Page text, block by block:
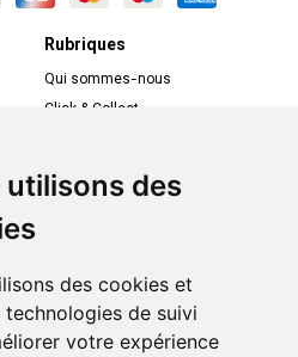
utilisons des
des cookies et
de suivi
votre expérience
Rubriques
Qui sommes-nous
Click & Collect
Compte professionnel
Envoi d’ordonnance
Suivez-nous